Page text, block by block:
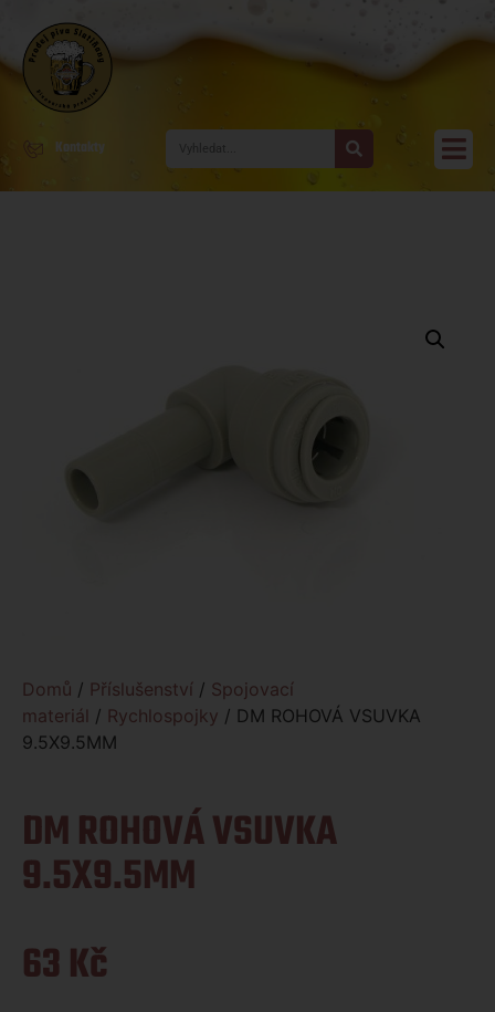
Kontakty
Domů / Příslušenství / Spojovací
materiál / Rychlospojky / DM ROHOVÁ VSUVKA
9.5X9.5MM
DM ROHOVÁ VSUVKA
9.5X9.5MM
63Kč